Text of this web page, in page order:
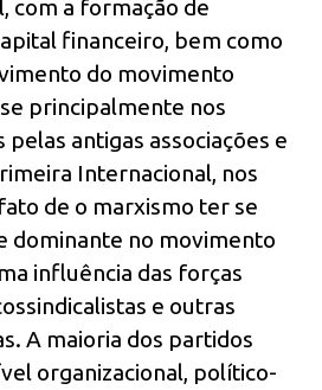
com a formação de
financeiro, bem como
do movimento
principalmente nos
antigas associações e
Internacional, nos
de o marxismo ter se
dominante no movimento
influência das forças
e outras
A maioria dos partidos
organizacional, político-